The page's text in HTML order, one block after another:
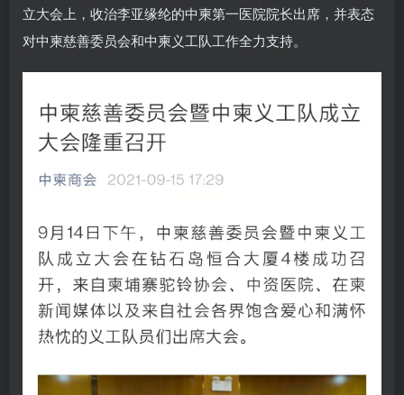
立大会上，收治李亚缘纶的中柬第一医院院长出席，并表态
对中柬慈善委员会和中柬义工队工作全力支持。